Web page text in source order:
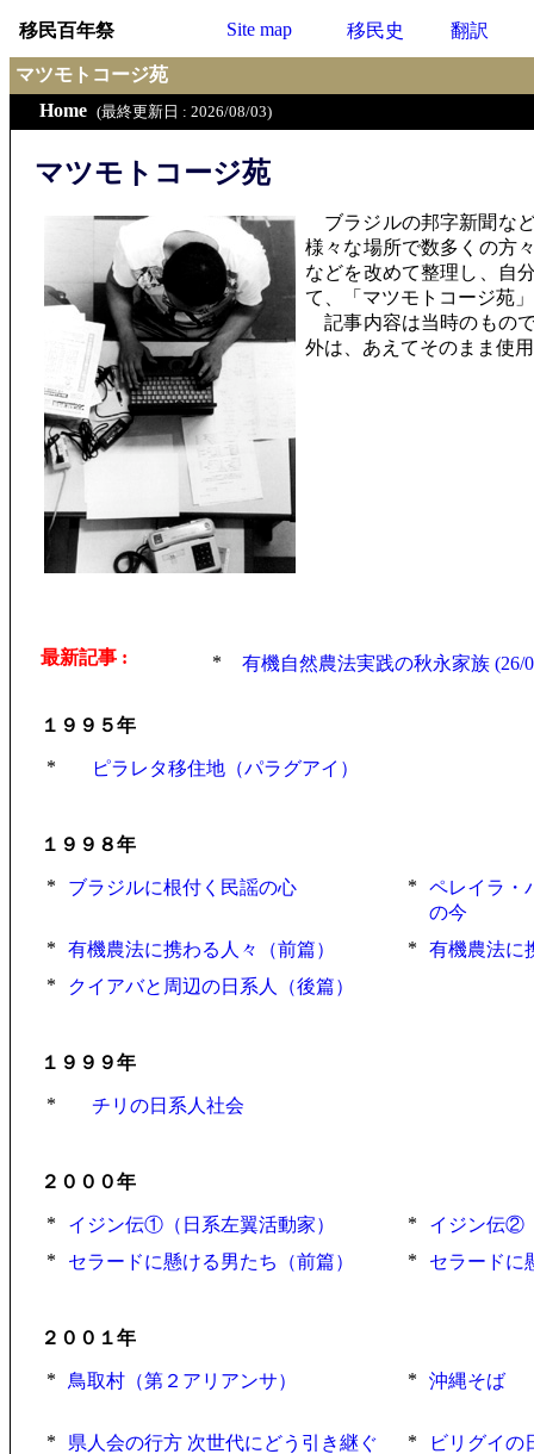
移民百年祭 Site map 移民史 翻訳
マツモトコージ苑
Home (最終更新日 : 2026/08/03)
マツモトコージ苑
ブラジルの邦字新聞な
様々な場所で数多くの方
などを改めて整理し、自
て、「マツモトコージ苑
記事内容は当時のもの
外は、あえてそのまま使
最新記事 : * 有機自然農法実践の秋永家族 (26/
１９９５年
* ピラレタ移住地（パラグアイ）
１９９８年
* ブラジルに根付く民謡の心 *
ペレイラ・
の今
*
有機農法に携わる人々（前篇） *
有機農法に
*
クイアバと周辺の日系人（後篇）
１９９９年
* チリの日系人社会
２０００年
* イジン伝①（日系左翼活動家） *
イジン伝②
*
セラードに懸ける男たち（前篇） * セラードに
２００１年
* 鳥取村（第２アリアンサ） * 沖縄そば
*
県人会の行方 次世代にどう引き継ぐ
* ビリグイの